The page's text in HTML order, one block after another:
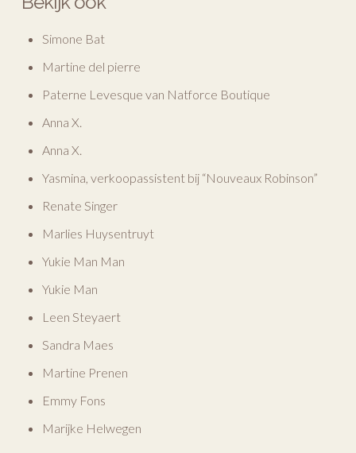
Simone Bat
Martine del pierre
Paterne Levesque van Natforce Boutique
Anna X.
Anna X.
Yasmina, verkoopassistent bij “Nouveaux Robinson”
Renate Singer
Marlies Huysentruyt
Yukie Man Man
Yukie Man
Leen Steyaert
Sandra Maes
Martine Prenen
Emmy Fons
Marijke Helwegen